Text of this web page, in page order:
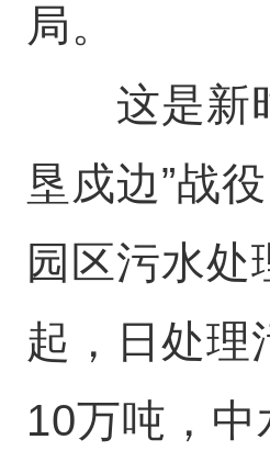
局。
这是新
垦戍边”战
园区污水处
起，日处理
10万吨，中